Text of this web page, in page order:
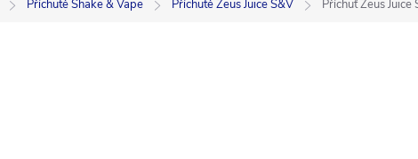
Příchutě Shake & Vape Příchutě Zeus Juice S&V Příchuť Zeus